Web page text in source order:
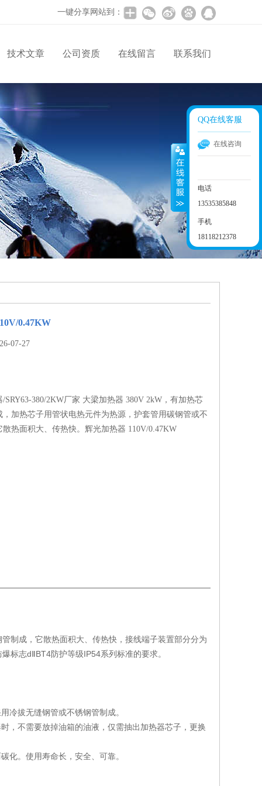
一键分享网站到：
技术文章 公司资质 在线留言 联系我们
0.47KW
07-27
SRY63-380/2KW厂家 大梁加热器 380V 2kW，有加热芯
，加热芯子用管状电热元件为热源，护套管用碳钢管或不
热面积大、传热快。辉光加热器 110V/0.47KW
制成，它散热面积大、传热快，接线端子装置部分分为
标志dⅡBT4防护等级IP54系列标准的要求。
冷拔无缝钢管或不锈钢管制成。
，不需要放掉油箱的油液，仅需抽出加热器芯子，更换
化。使用寿命长，安全、可靠。
QQ在线客服
在线咨询
电话
13535385848
手机
18118212378